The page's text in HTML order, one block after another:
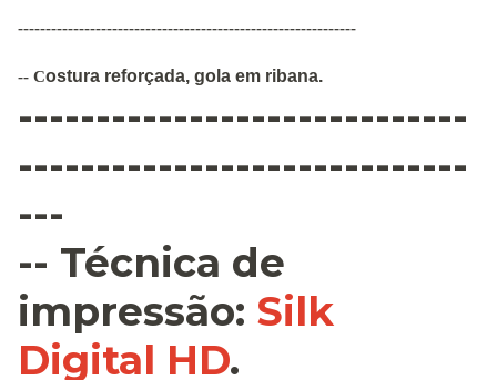
-------------------------------------------------------------
-- Costura reforçada, gola em ribana.
-----------------------------
-----------------------------
---
-- Técnica de
impressão: Silk
Digital HD.